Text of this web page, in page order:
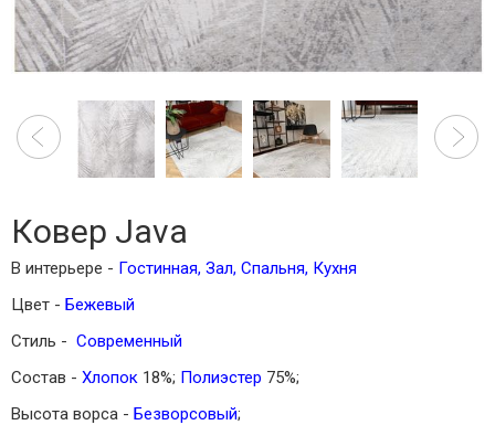
Ковер Java
В интерьере - Гостинная, Зал, Спальня, Кухня
Цвет - Бежевый
Стиль - Современный
Состав - Хлопок 18%; Полиэстер 75%;
Высота ворса - Безворсовый;